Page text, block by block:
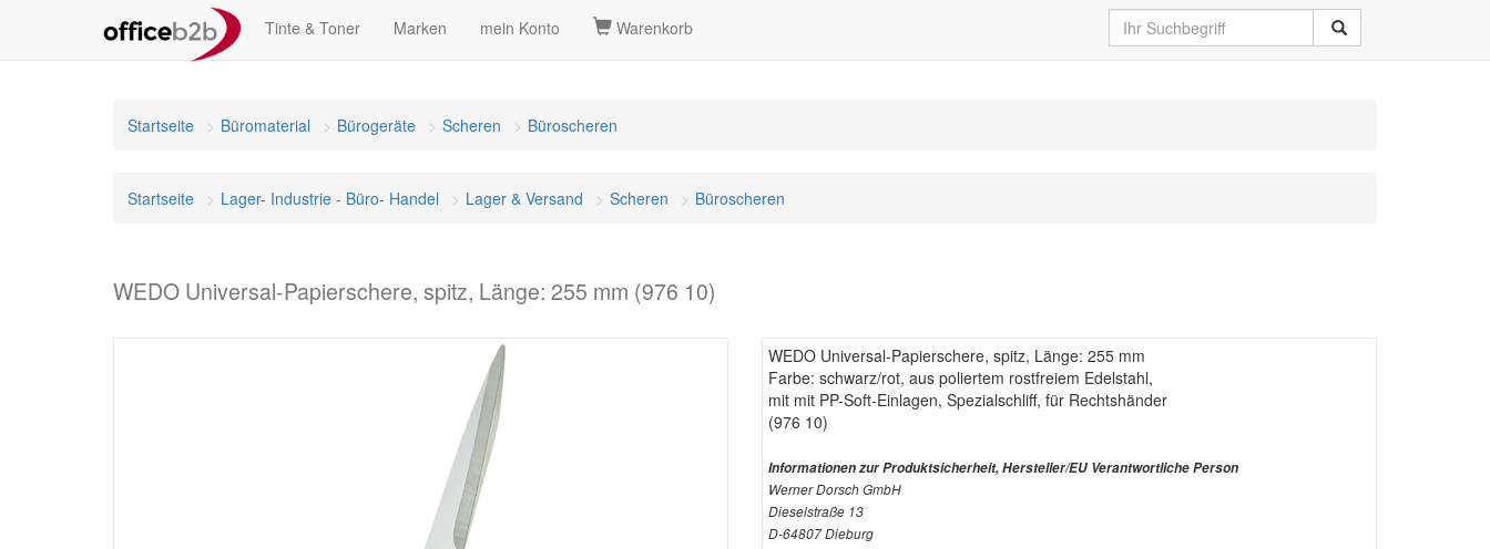
Tinte & Toner Marken mein Konto Warenkorb
Startseite Büromaterial Bürogeräte Scheren Büroscheren
Startseite Lager- Industrie - Büro- Handel Lager & Versand Scheren Büroscheren
WEDO Universal-Papierschere, spitz, Länge: 255 mm (976 10)
WEDO Universal-Papierschere, spitz, Länge: 255 mm
Farbe: schwarz/rot, aus poliertem rostfreiem Edelstahl,
mit mit PP-Soft-Einlagen, Spezialschliff, für Rechtshänder
(976 10)
Informationen zur Produktsicherheit, Hersteller/EU Verantwortliche Person
Werner Dorsch GmbH
Dieselstraße 13
D-64807 Dieburg